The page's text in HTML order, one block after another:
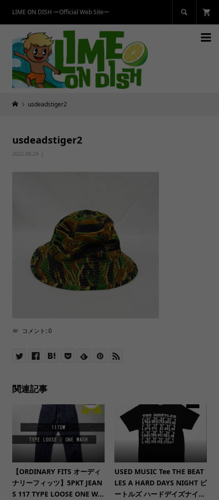
LIME ON DISH ーOfficial Web Siteー 

usdeadstiger2
usdeadstiger2
2022.08.24
コメント:0
関連記事
【ORDINARY FITS オーディ
ナリーフィッツ】5PKT JEAN
S 117 TYPE LOOSE ONE W...
USED MUSIC Tee THE BEAT
LES A HARD DAYS NIGHT ビ
ートルズ ハードデイズナイ...